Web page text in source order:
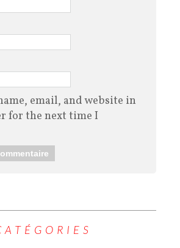
email, and website in
for the next time I